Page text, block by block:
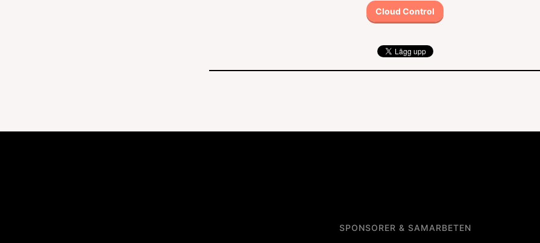
Cloud Control
SPONSORER & SAMARBETEN